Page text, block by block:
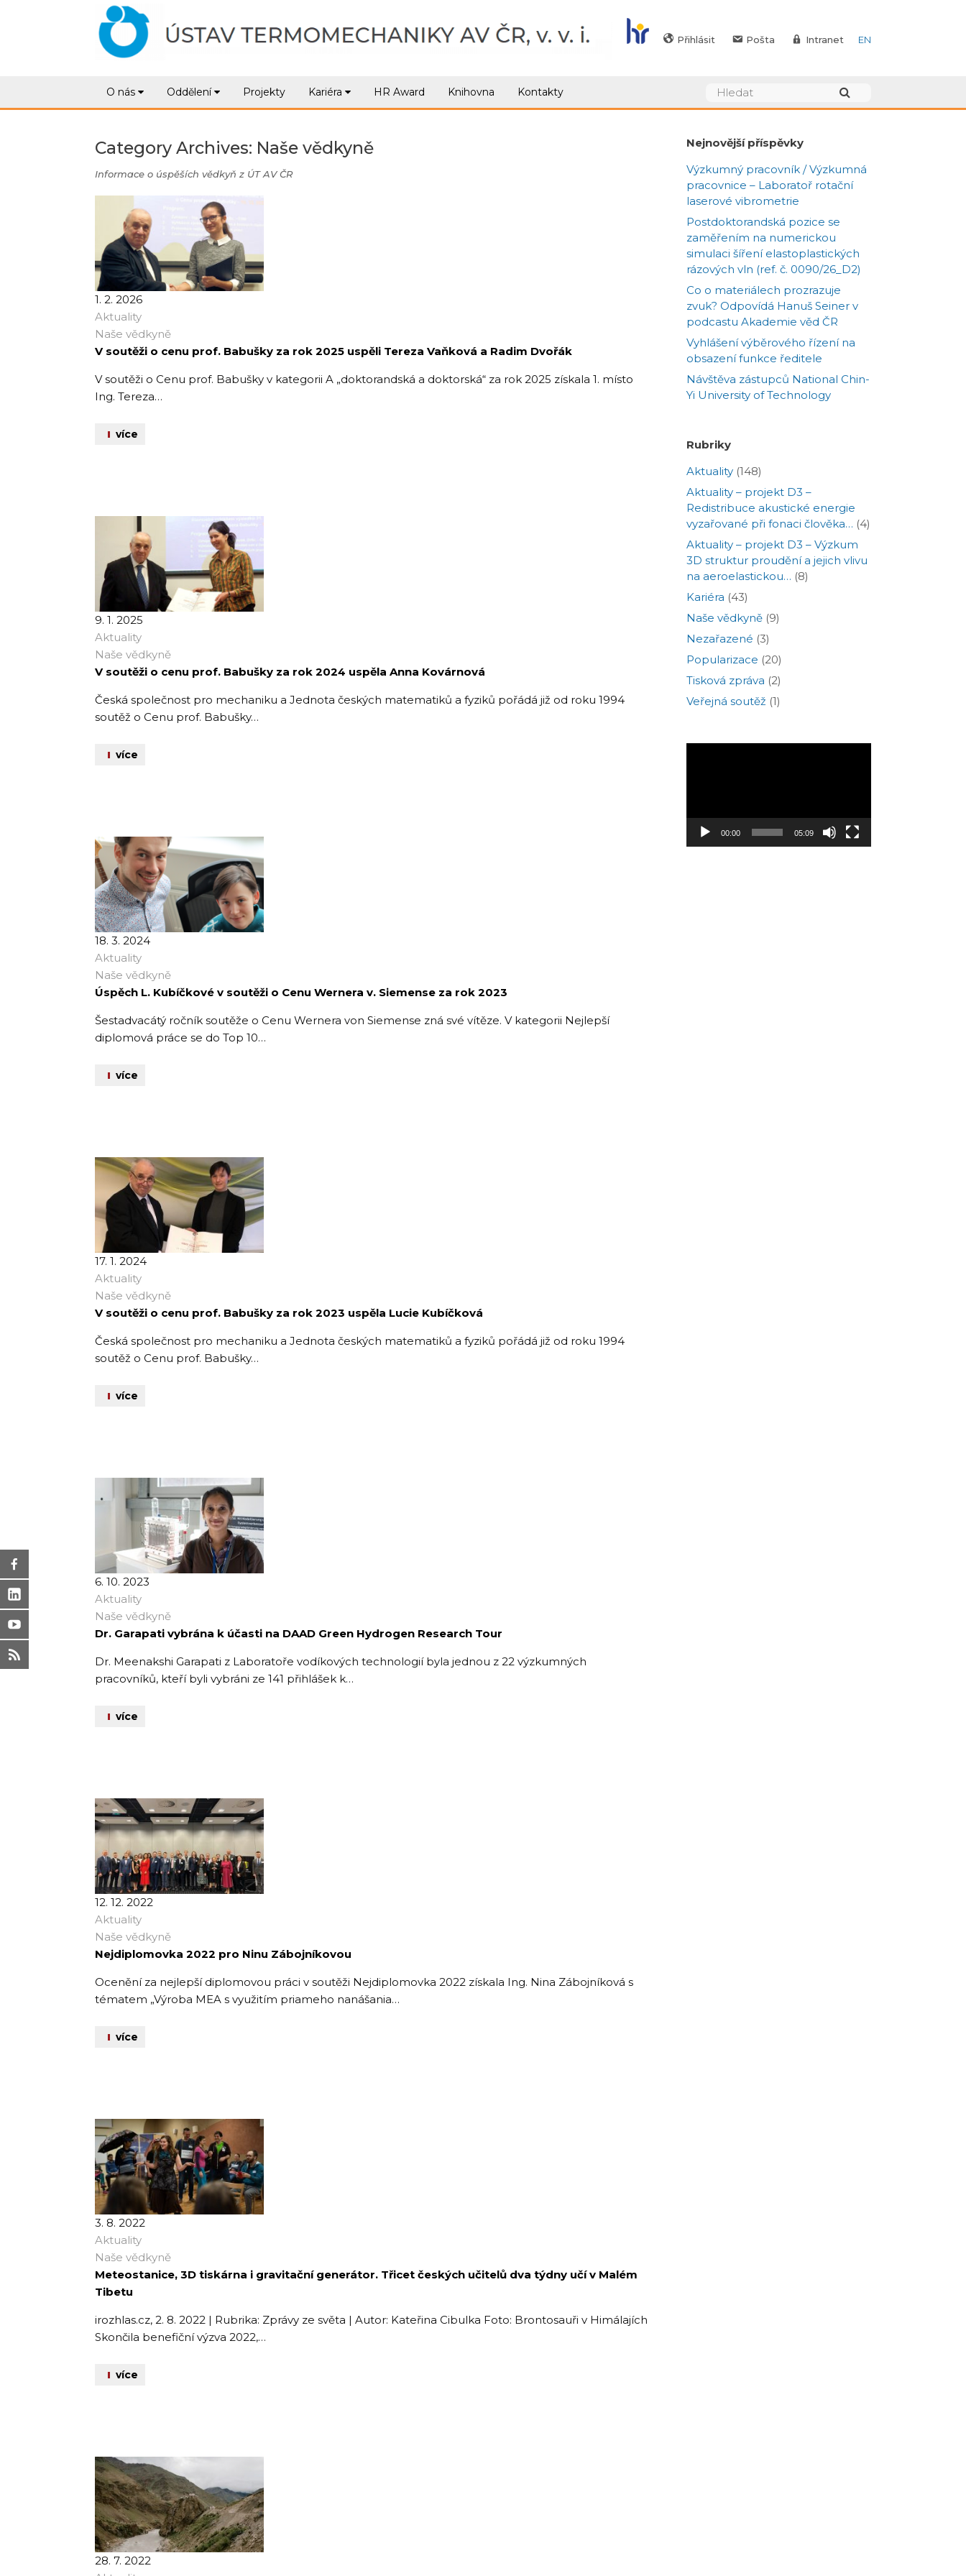
Přihlásit Pošta Intranet EN
O nás Oddělení Projekty Kariéra HR Award Knihovna Kontakty
Category Archives: Naše vědkyně
Informace o úspěších vědkyň z ÚT AV ČR
1. 2. 2026
Aktuality
Naše vědkyně
V soutěži o cenu prof. Babušky za rok 2025 uspěli Tereza Vaňková a Radim Dvořák
V soutěži o Cenu prof. Babušky v kategorii A „doktorandská a doktorská“ za rok 2025 získala 1. místo
Ing. Tereza…
více
9. 1. 2025
Aktuality
Naše vědkyně
V soutěži o cenu prof. Babušky za rok 2024 uspěla Anna Kovárnová
Česká společnost pro mechaniku a Jednota českých matematiků a fyziků pořádá již od roku 1994
soutěž o Cenu prof. Babušky…
více
18. 3. 2024
Aktuality
Naše vědkyně
Úspěch L. Kubíčkové v soutěži o Cenu Wernera v. Siemense za rok 2023
Šestadvacátý ročník soutěže o Cenu Wernera von Siemense zná své vítěze. V kategorii Nejlepší
diplomová práce se do Top 10…
více
17. 1. 2024
Aktuality
Naše vědkyně
V soutěži o cenu prof. Babušky za rok 2023 uspěla Lucie Kubíčková
Česká společnost pro mechaniku a Jednota českých matematiků a fyziků pořádá již od roku 1994
soutěž o Cenu prof. Babušky…
více
6. 10. 2023
Aktuality
Naše vědkyně
Dr. Garapati vybrána k účasti na DAAD Green Hydrogen Research Tour
Dr. Meenakshi Garapati z Laboratoře vodíkových technologií byla jednou z 22 výzkumných
pracovníků, kteří byli vybráni ze 141 přihlášek k…
více
12. 12. 2022
Aktuality
Naše vědkyně
Nejdiplomovka 2022 pro Ninu Zábojníkovou
Ocenění za nejlepší diplomovou práci v soutěži Nejdiplomovka 2022 získala Ing. Nina Zábojníková s
tématem „Výroba MEA s využitím priameho nanášania…
více
3. 8. 2022
Aktuality
Naše vědkyně
Meteostanice, 3D tiskárna i gravitační generátor. Třicet českých učitelů dva týdny učí v Malém
Tibetu
irozhlas.cz, 2. 8. 2022 | Rubrika: Zprávy ze světa | Autor: Kateřina Cibulka Foto: Brontosauři v Himálajích
Skončila benefiční výzva 2022,…
více
28. 7. 2022
Nejnovější příspěvky
Výzkumný pracovník / Výzkumná
pracovnice – Laboratoř rotační
laserové vibrometrie
Postdoktorandská pozice se
zaměřením na numerickou
simulaci šíření elastoplastických
rázových vln (ref. č. 0090/26_D2)
Co o materiálech prozrazuje
zvuk? Odpovídá Hanuš Seiner v
podcastu Akademie věd ČR
Vyhlášení výběrového řízení na
obsazení funkce ředitele
Návštěva zástupců National Chin-
Yi University of Technology
Rubriky
Aktuality (148)
Aktuality – projekt D3 –
Redistribuce akustické energie
vyzařované při fonaci člověka… (4)
Aktuality – projekt D3 – Výzkum
3D struktur proudění a jejich vlivu
na aeroelastickou… (8)
Kariéra (43)
Naše vědkyně (9)
Nezařazené (3)
Popularizace (20)
Tisková zpráva (2)
Veřejná soutěž (1)
00:00 05:09